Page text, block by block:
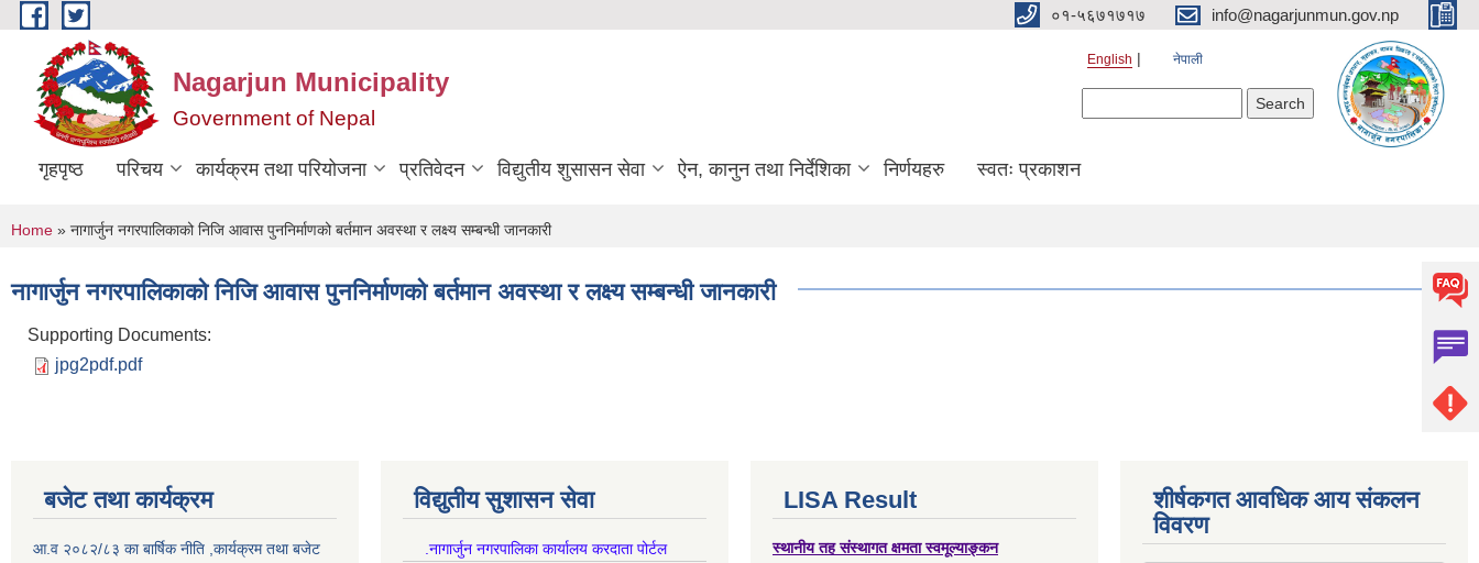
Skip to main content ०१-५६७१७१७ info@nagarjunmun.gov.np
Nagarjun Municipality
Government of Nepal
English नेपाली
गृहपृष्ठ परिचय कार्यक्रम तथा परियोजना प्रतिवेदन विद्युतीय शुसासन सेवा ऐन, कानुन तथा निर्देशिका निर्णयहरु स्वतः प्रकाशन
You are here
Home » नागार्जुन नगरपालिकाको निजि आवास पुननिर्माणको बर्तमान अवस्था र लक्ष्य सम्बन्धी जानकारी
नागार्जुन नगरपालिकाको निजि आवास पुननिर्माणको बर्तमान अवस्था र लक्ष्य सम्बन्धी जानकारी
Supporting Documents:
jpg2pdf.pdf
बजेट तथा कार्यक्रम
आ.व २०८२/८३ का बार्षिक नीति ,कार्यक्रम तथा बजेट
विद्युतीय सुशासन सेवा
.नागार्जुन नगरपालिका कार्यालय करदाता पोर्टल
LISA Result
स्थानीय तह संस्थागत क्षमता स्वमूल्याङ्कन
शीर्षकगत आवधिक आय संकलन
विवरण